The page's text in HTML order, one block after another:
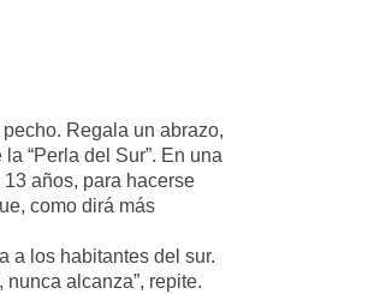
Regala un abrazo,
“Perla del Sur”. En una
años, para hacerse
como dirá más
a los habitantes del sur.
alcanza”, repite.